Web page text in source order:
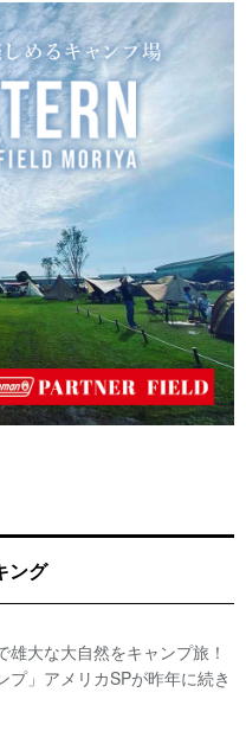
ング
雄大な大自然をキャンプ旅！
プ」アメリカSPが昨年に続き